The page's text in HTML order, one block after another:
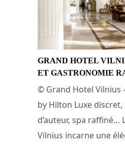
GRAND HOTEL
ET GASTRONOMIE
© Grand Hotel Vilnius
by Hilton Luxe
d’auteur, spa raffiné…
Vilnius incarne une